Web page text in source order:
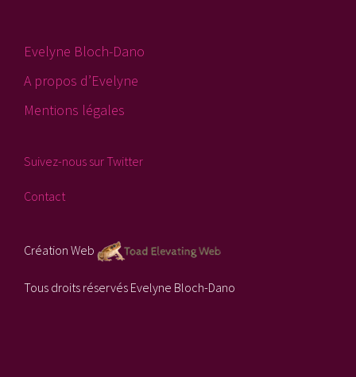
Evelyne Bloch-Dano
A propos d’Evelyne
Mentions légales
Suivez-nous sur Twitter
Contact
Création Web
Tous droits réservés Evelyne Bloch-Dano